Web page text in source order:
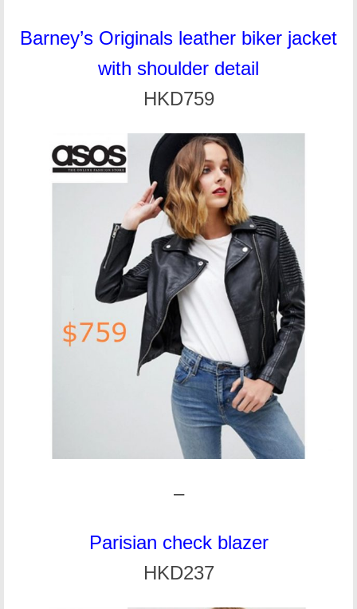
Barney’s Originals leather biker jacket
with shoulder detail
HKD759
–
Parisian check blazer
HKD237